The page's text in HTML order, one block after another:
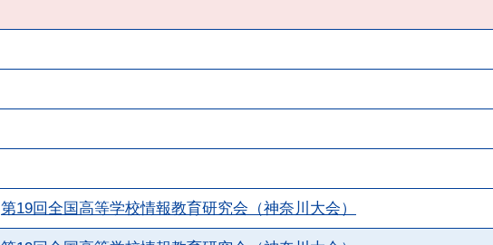
第19回全国高等学校情報教育研究会（神奈川大会）